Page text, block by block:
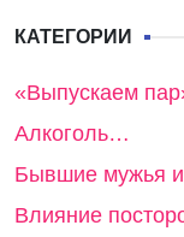
КАТЕГОРИИ
«Выпускаем
Алкоголь…
Бывшие мужья
Влияние